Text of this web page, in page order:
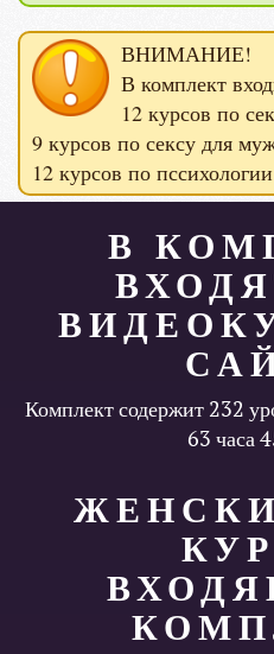
ВНИМАНИЕ!
В комплект
12 курсов по
9 курсов по сексу для
12 курсов по
В
Комплект содержит 232
63 часа